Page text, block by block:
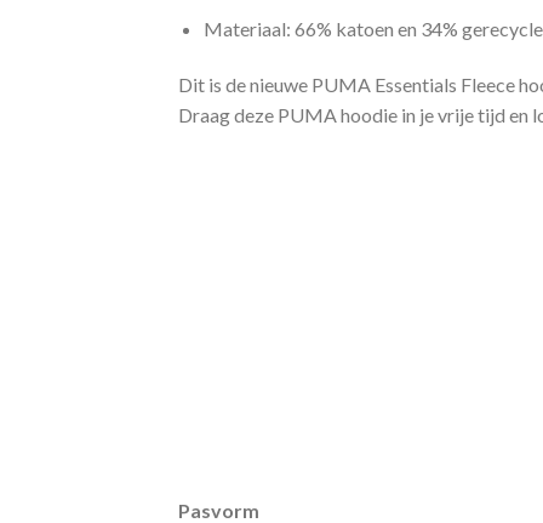
Materiaal: 66% katoen en 34%
Dit is de nieuwe PUMA Essentials Fleece
Draag deze PUMA hoodie in je vrije tijd en
Pasvorm